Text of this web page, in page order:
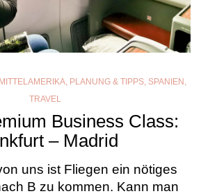
, PLANUNG & TIPPS, SPANIEN ,
TRAVEL
Business Class:
– Madrid
uns ist Fliegen ein nötiges
B zu kommen. Kann man